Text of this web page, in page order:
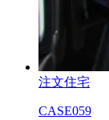
注文住宅
CASE059